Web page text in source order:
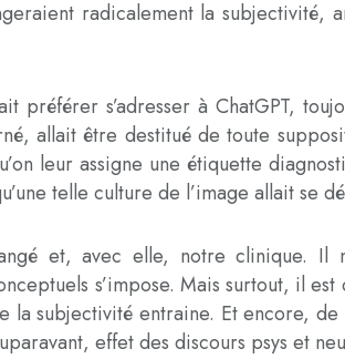
radicalement la subjectivité,
préférer s’adresser à ChatGPT,
allait être destitué de toute
leur assigne une étiquette
telle culture de l’image allait se
et, avec elle, notre clinique.
s’impose. Mais surtout, il
la subjectivité entraine. Et encore,
effet des discours psys et